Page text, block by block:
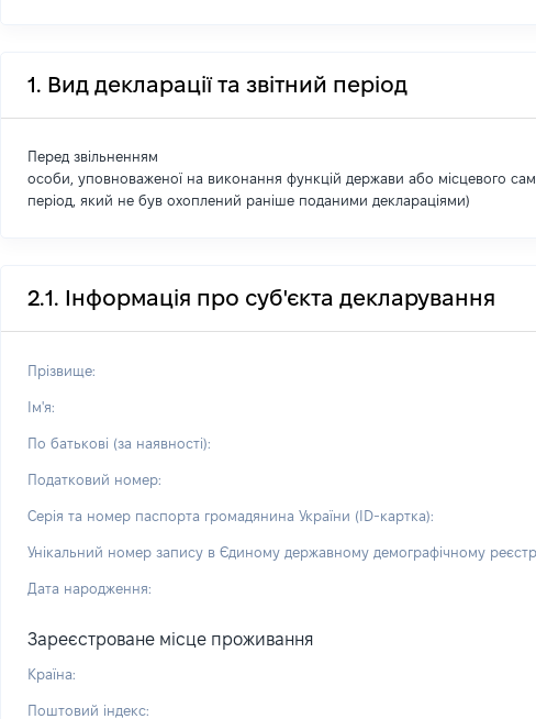
1. Вид декларації та звітний період
Перед звільненням
особи, уповноваженої на виконання функцій держави або місцевого
період, який не був охоплений раніше поданими деклараціями)
2.1. Інформація про суб'єкта декларування
Прізвище:
Ім'я:
По батькові (за наявності):
Податковий номер:
Серія та номер паспорта громадянина України (ID-картка):
Унікальний номер запису в Єдиному державному демографічному
Дата народження:
Зареєстроване місце проживання
Країна:
Поштовий індекс: